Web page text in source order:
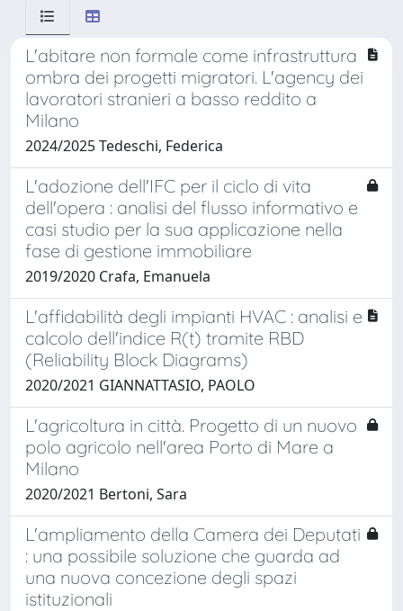
L'abitare non formale come infrastruttura
ombra dei progetti migratori. L'agency dei
lavoratori stranieri a basso reddito a
Milano
2024/2025 Tedeschi, Federica
L'adozione dell'IFC per il ciclo di vita
dell'opera : analisi del flusso informativo e
casi studio per la sua applicazione nella
fase di gestione immobiliare
2019/2020 Crafa, Emanuela
L'affidabilità degli impianti HVAC : analisi e
calcolo dell'indice R(t) tramite RBD
(Reliability Block Diagrams)
2020/2021 GIANNATTASIO, PAOLO
L'agricoltura in città. Progetto di un nuovo
polo agricolo nell'area Porto di Mare a
Milano
2020/2021 Bertoni, Sara
L'ampliamento della Camera dei Deputati
: una possibile soluzione che guarda ad
una nuova concezione degli spazi
istituzionali